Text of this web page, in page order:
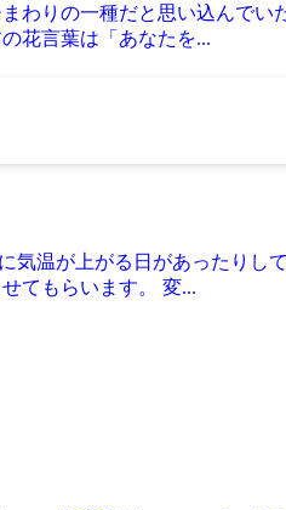
わりの一種だと思い込んで
花言葉は「あなたを...
温が上がる日があったり
てもらいます。 変...